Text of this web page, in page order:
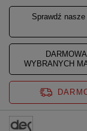
Sprawdź nasze
WYBRANYCH